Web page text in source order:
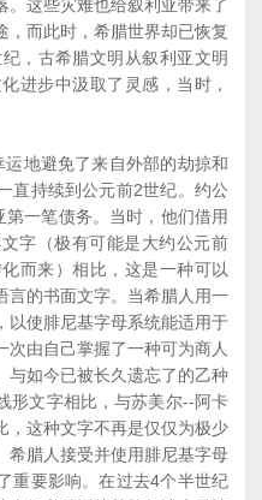
。这些灾难也给叙利亚带来了
，而此时，希腊世界却已恢复
，古希腊文明从叙利亚文明
进步中汲取了灵感，当时，
地避免了来自外部的劫掠和
直持续到公元前2世纪。约公
一笔债务。当时，他们借用
字（极有可能是大约公元前
而来）相比，这是一种可以
言的书面文字。当希腊人用一
以使腓尼基字母系统能适用于
由自己掌握了一种可为商人
与如今已被长久遗忘了的乙种
形文字相比，与苏美尔--阿卡
，这种文字不再是仅仅为极少
希腊人接受并使用腓尼基字母
重要影响。在过去4个半世纪